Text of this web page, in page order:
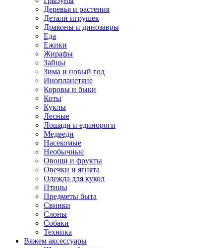
Деревья и растения
Детали игрушек
Драконы и динозавры
Еда
Ежики
Жирафы
Зайцы
Зима и новый год
Инопланетяне
Коровы и быки
Коты
Куклы
Лесные
Лошади и единороги
Медведи
Насекомые
Необычные
Овощи и фрукты
Овечки и ягнята
Одежда для кукол
Птицы
Предметы быта
Свинки
Слоны
Собаки
Техника
Вяжем аксессуары